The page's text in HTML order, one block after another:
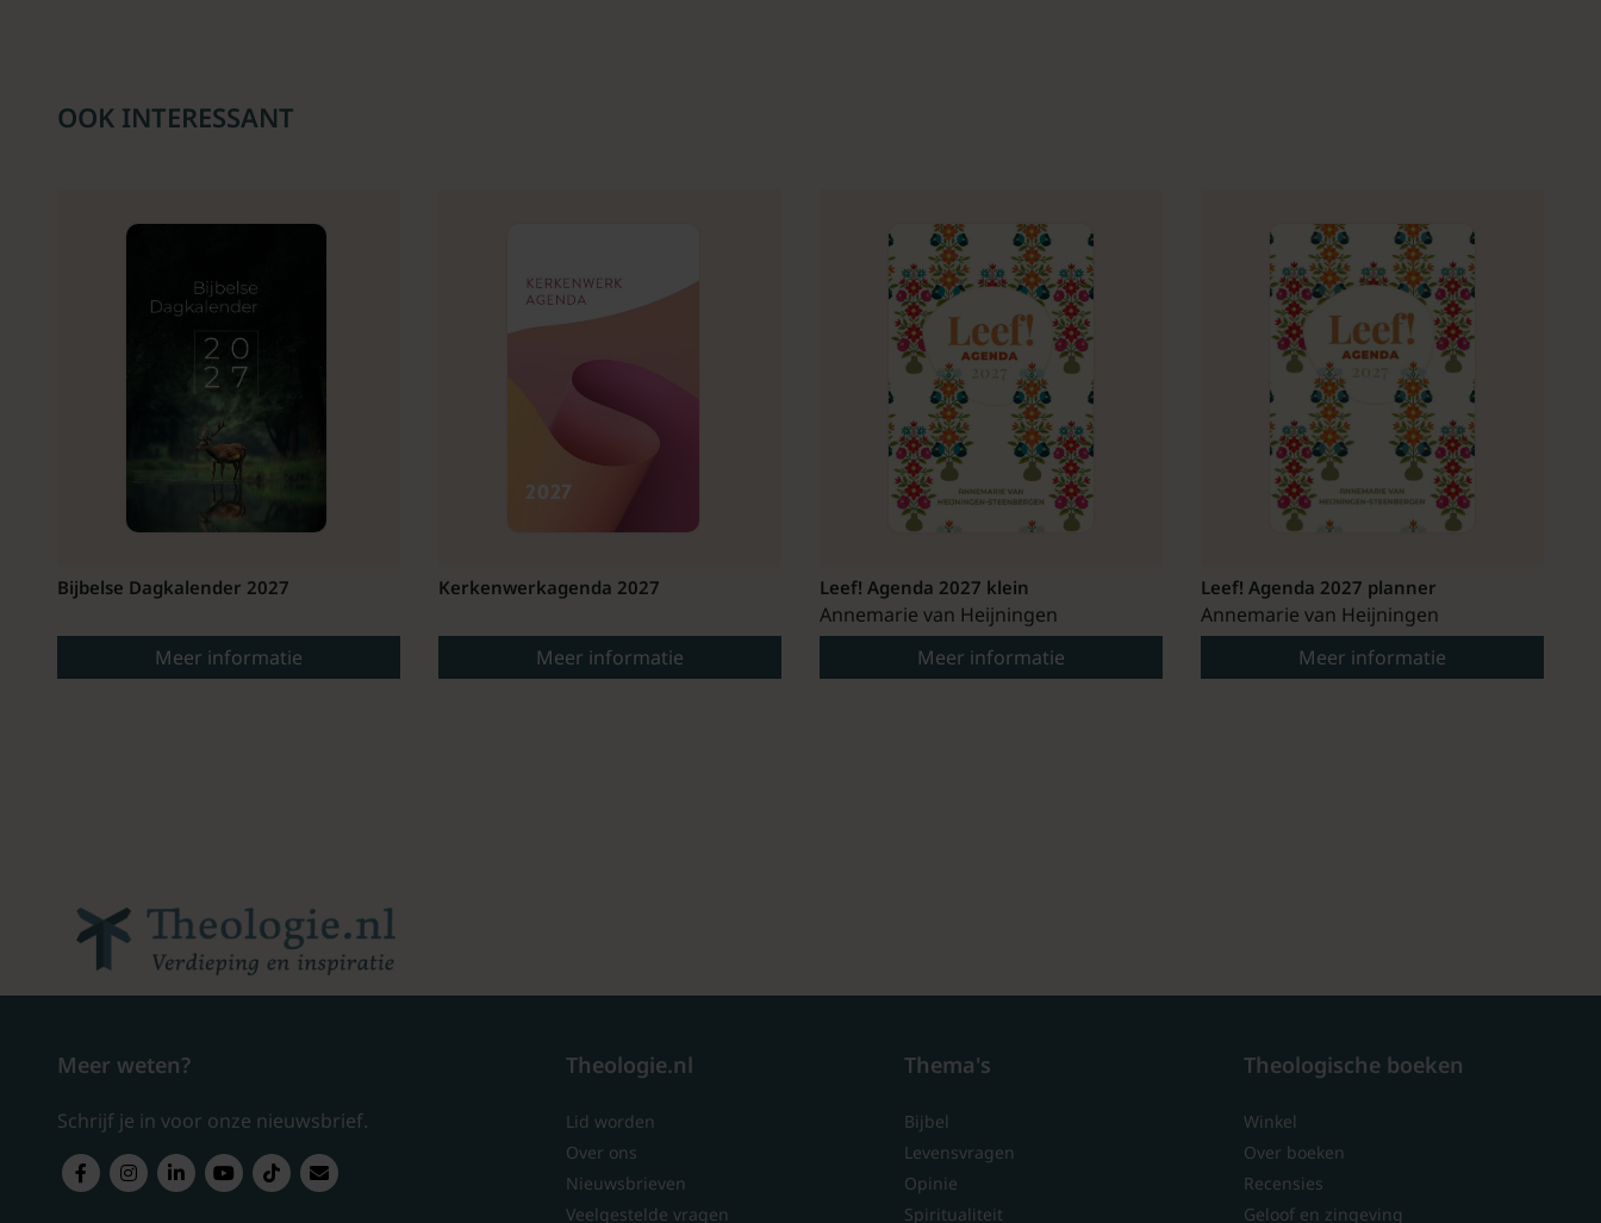
OOK INTERESSANT
Bijbelse Dagkalender 2027
Meer informatie
Kerkenwerkagenda 2027
Meer informatie
Leef! Agenda 2027 klein
Annemarie van Heijningen
Meer informatie
Leef! Agenda 2027 planner
Annemarie van Heijningen
Meer informatie
Meer weten?
Schrijf je in voor onze nieuwsbrief.
Theologie.nl
Lid worden
Over ons
Nieuwsbrieven
Veelgestelde vragen
Thema's
Bijbel
Levensvragen
Opinie
Spiritualiteit
Theologische boeken
Winkel
Over boeken
Recensies
Geloof en zingeving